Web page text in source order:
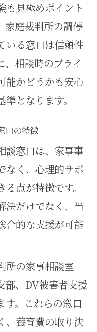
握して不安を
家事事件支援
見る家事事件
を円滑に整理す
用がもたらす
用する実践ポ
度と家事事件
保つための専
も見極めポイント
家庭裁判所の調停
いる窓口は信頼性
相談時のプライ
能かどうかも安心
となります。
口の特徴
談窓口は、家事事
なく、心理的サポ
点が特徴です。
決だけでなく、当
合的な支援が可能
所の家事相談室
部、DV被害者支援
す。これらの窓口
、養育費の取り決